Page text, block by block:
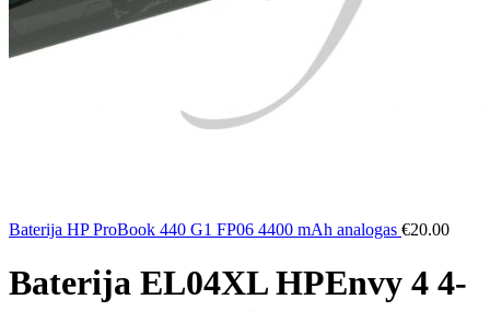
Baterija HP ProBook 440 G1 FP06 4400 mAh analogas €20.00
Baterija EL04XL HPEnvy 4 4-